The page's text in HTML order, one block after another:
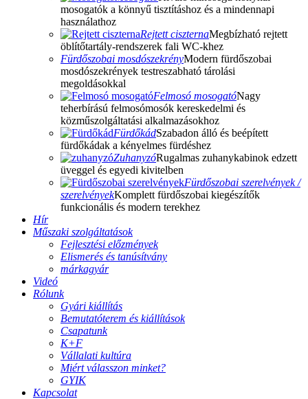
mosogatók a könnyű tisztításhoz és a mindennapi
használathoz
Rejtett ciszternaMegbízható rejtett
öblítőtartály-rendszerek fali WC-khez
Fürdőszobai mosdószekrényModern fürdőszobai
mosdószekrények testreszabható tárolási
megoldásokkal
Felmosó mosogatóNagy
teherbírású felmosómosók kereskedelmi és
közműszolgáltatási alkalmazásokhoz
FürdőkádSzabadon álló és beépített
fürdőkádak a kényelmes fürdéshez
ZuhanyzóRugalmas zuhanykabinok edzett
üveggel és egyedi kivitelben
Fürdőszobai szerelvények /
szerelvényekKomplett fürdőszobai kiegészítők
funkcionális és modern terekhez
Hír
Műszaki szolgáltatások
Fejlesztési előzmények
Elismerés és tanúsítvány
márkagyár
Videó
Rólunk
Gyári kiállítás
Bemutatóterem és kiállítások
Csapatunk
K+F
Vállalati kultúra
Miért válasszon minket?
GYIK
Kapcsolat